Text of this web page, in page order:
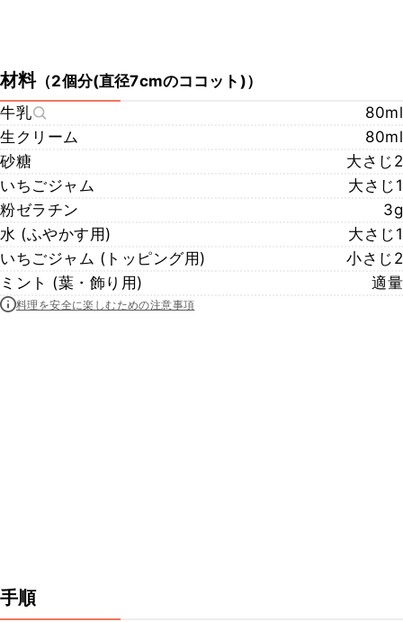
材料（2個分(直径7cmのココット)）
牛乳
80ml
生クリーム
80ml
砂糖
大さじ2
いちごジャム
大さじ1
粉ゼラチン
3g
水 (ふやかす用)
大さじ1
いちごジャム (トッピング用)
小さじ2
ミント (葉・飾り用)
適量
料理を安全に楽しむための注意事項
手順